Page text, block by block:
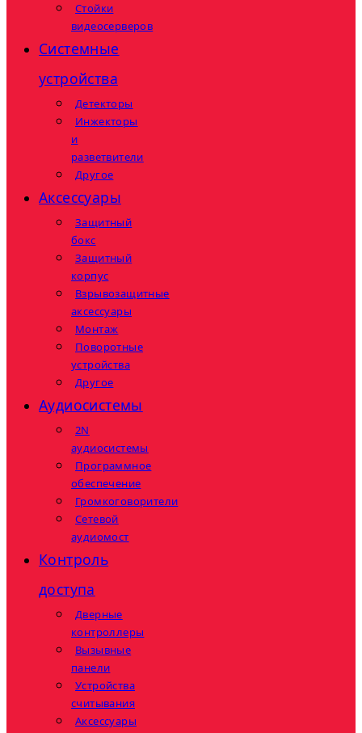
Стойки
видеосерверов
Системные
устройства
Детекторы
Инжекторы
и
разветвители
Другое
Аксессуары
Защитный
бокс
Защитный
корпус
Взрывозащитные
аксессуары
Монтаж
Поворотные
устройства
Другое
Аудиосистемы
2N
аудиосистемы
Программное
обеспечение
Громкоговорители
Сетевой
аудиомост
Контроль
доступа
Дверные
контроллеры
Вызывные
панели
Устройства
считывания
Аксессуары